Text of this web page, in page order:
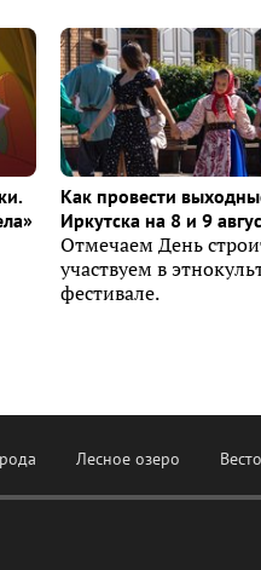
Как провести
Иркутска на 8 и 9
Отмечаем День
участвуем в
фестивале.
Лесное озеро